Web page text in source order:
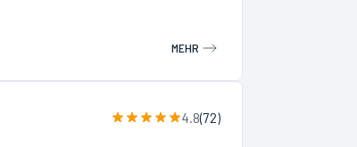
MEHR
4.8(72)